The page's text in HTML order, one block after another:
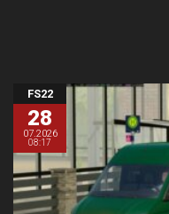
FS22
28
07.2026
08:17